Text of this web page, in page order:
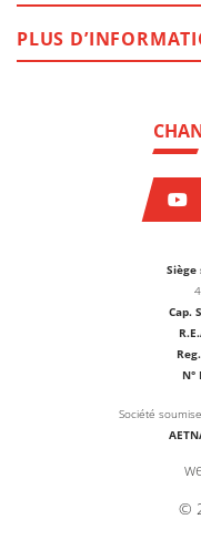
Siège
Cap.
N°
Société
©
PLUS